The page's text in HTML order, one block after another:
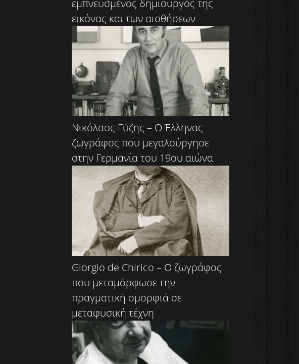
εμπνευσμένος δημιουργός της
εικόνας και των αισθήσεων
Νικόλαος Γύζης – Ο Έλληνας
ζωγράφος που μεγαλούργησε
στην Γερμανία του 19ου αιώνα
Giorgio de Chirico – Ο ζωγράφος
που μεταμόρφωσε την
πραγματική ομορφιά σε
μεταφυσική τέχνη